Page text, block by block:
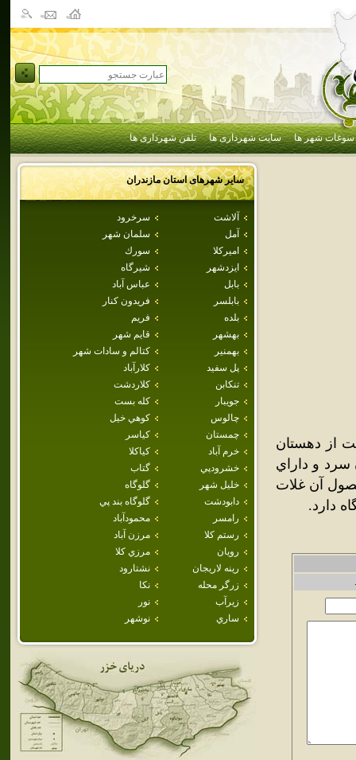
سوغات شهر ها سایت شهرداری ها تلفن شهرداری ها
سایر شهرهای استانمازندران
آلاشت
سرخرود
آمل
سلمان شهر
اميركلا
سورك
ايزدشهر
شيرگاه
بابل
عباس آباد
بابلسر
فريدون كنار
بلده
فريم
بهشهر
قايم شهر
بهمنير
كتالم و سادات شهر
پل سفيد
كلارآباد
تنكابن
كلاردشت
جويبار
كله بست
چالوس
كوهي خيل
چمستان
كياسر
خرم آباد
كياكلا
خشرودپي
گتاب
خليل شهر
گلوگاه
دابودشت
گلوگاه بند پي
رامسر
محمودآباد
رستم كلا
مرزن آباد
رويان
مرزي كلا
رينه لاريجان
نشتارود
زرگر محله
نكا
زيرآب
نور
ساري
نوشهر
از دهستان
هواي آن سرد و داراي
آن غلات
دارد.